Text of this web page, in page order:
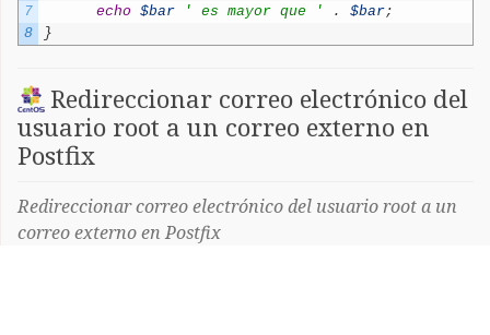
7
8
echo $bar ' es mayor que ' . $bar;
}
Redireccionar correo electrónico del
usuario root a un correo externo en
Postfix
Redireccionar correo electrónico del usuario root a un
correo externo en Postfix